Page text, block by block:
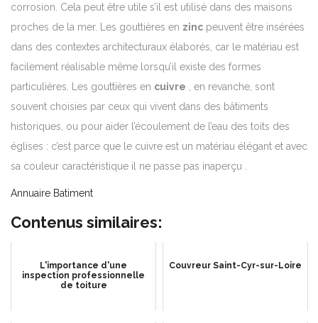
corrosion. Cela peut être utile s’il est utilisé dans des maisons
proches de la mer. Les gouttières en zinc peuvent être insérées
dans des contextes architecturaux élaborés, car le matériau est
facilement réalisable même lorsqu’il existe des formes
particulières. Les gouttières en cuivre , en revanche, sont
souvent choisies par ceux qui vivent dans des bâtiments
historiques, ou pour aider l’écoulement de l’eau des toits des
églises : c’est parce que le cuivre est un matériau élégant et avec
sa couleur caractéristique il ne passe pas inaperçu .
Annuaire Batiment
Contenus similaires:
L'importance d'une
inspection professionnelle
de toiture
Couvreur Saint-Cyr-sur-Loire